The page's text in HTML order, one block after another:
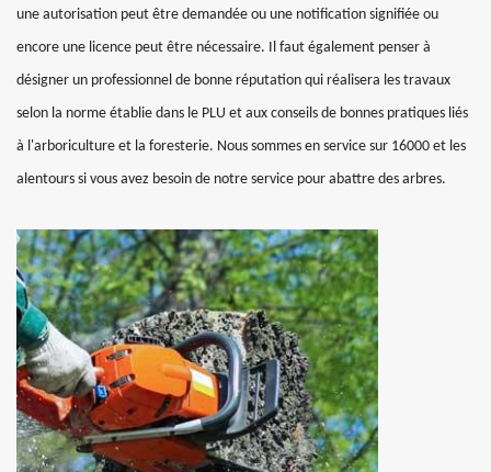
une autorisation peut être demandée ou une notification signifiée ou
encore une licence peut être nécessaire. Il faut également penser à
désigner un professionnel de bonne réputation qui réalisera les travaux
selon la norme établie dans le PLU et aux conseils de bonnes pratiques liés
à l'arboriculture et la foresterie. Nous sommes en service sur 16000 et les
alentours si vous avez besoin de notre service pour abattre des arbres.